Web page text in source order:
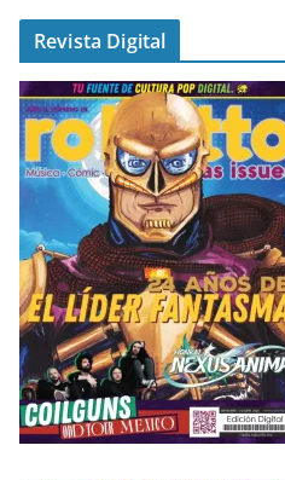
Revista Digital